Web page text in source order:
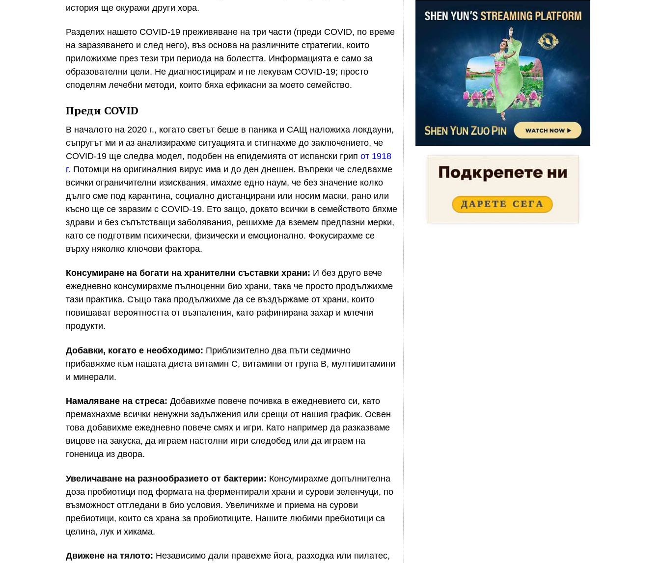
история ще окуражи други хора.
Разделих нашето COVID-19 преживяване на три части (преди COVID, по време
на заразяването и след него), въз основа на различните стратегии, които
приложихме през тези три периода на болестта. Информацията е само за
образователни цели. Не диагностицирам и не лекувам COVID-19; просто
споделям лечебни методи, които бяха ефикасни за моето семейство.
Преди COVID
В началото на 2020 г., когато светът беше в паника и САЩ наложиха локдауни,
съпругът ми и аз анализирахме ситуацията и стигнахме до заключението, че
COVID-19 ще следва модел, подобен на епидемията от испански грип от 1918
г. Потомци на оригиналния вирус има и до ден днешен. Въпреки че следвахме
всички ограничителни изисквания, имахме едно наум, че без значение колко
дълго сме под карантина, социално дистанцирани или носим маски, рано или
късно ще се заразим с COVID-19. Ето защо, докато всички в семейството бяхме
здрави и без съпътстващи заболявания, решихме да вземем предпазни мерки,
като се подготвим психически, физически и емоционално. Фокусирахме се
върху няколко ключови фактора.
Консумиране на богати на хранителни съставки храни: И без друго вече
ежедневно консумирахме пълноценни био храни, така че просто продължихме
тази практика. Също така продължихме да се въздържаме от храни, които
повишават вероятността от възпаления, като рафинирана захар и млечни
продукти.
Добавки, когато е необходимо: Приблизително два пъти седмично
прибавяхме към нашата диета витамин С, витамини от група В, мултивитамини
и минерали.
Намаляване на стреса: Добавихме повече почивка в ежедневието си, като
премахнахме всички ненужни задължения или срещи от нашия график. Освен
това добавихме ежедневно повече смях и игри. Като например да разказваме
вицове на закуска, да играем настолни игри следобед или да играем на
гоненица из двора.
Увеличаване на разнообразието от бактерии: Консумирахме допълнителна
доза пробиотици под формата на ферментирали храни и сурови зеленчуци, по
възможност отгледани в био условия. Увеличихме и приема на сурови
пребиотици, които са храна за пробиотиците. Нашите любими пребиотици са
целина, лук и хикама.
Движене на тялото: Независимо дали правехме йога, разходка или пилатес,